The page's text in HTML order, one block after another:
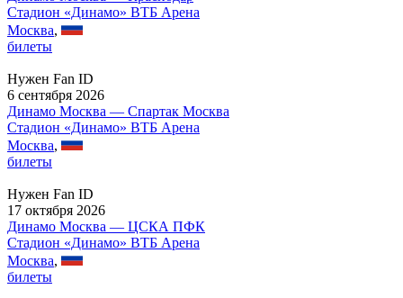
Стадион «Динамо» ВТБ Арена
Москва,
билеты
Нужен Fan ID
6 сентября 2026
Динамо Москва — Спартак Москва
Стадион «Динамо» ВТБ Арена
Москва,
билеты
Нужен Fan ID
17 октября 2026
Динамо Москва — ЦСКА ПФК
Стадион «Динамо» ВТБ Арена
Москва,
билеты